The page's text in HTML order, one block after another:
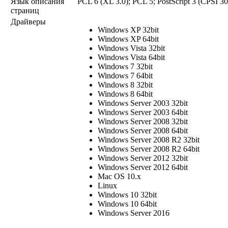
страниц
Драйверы
Windows XP 32bit
Windows XP 64bit
Windows Vista 32bit
Windows Vista 64bit
Windows 7 32bit
Windows 7 64bit
Windows 8 32bit
Windows 8 64bit
Windows Server 2003 32bit
Windows Server 2003 64bit
Windows Server 2008 32bit
Windows Server 2008 64bit
Windows Server 2008 R2 32bit
Windows Server 2008 R2 64bit
Windows Server 2012 32bit
Windows Server 2012 64bit
Mac OS 10.x
Linux
Windows 10 32bit
Windows 10 64bit
Windows Server 2016